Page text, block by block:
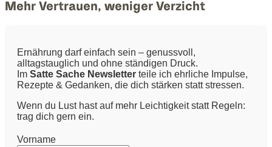
Mehr Vertrauen, weniger Verzicht
Ernährung darf einfach sein – genussvoll,
alltagstauglich und ohne ständigen Druck.
Im Satte Sache Newsletter teile ich ehrliche Impulse,
Rezepte & Gedanken, die dich stärken statt stressen.
Wenn du Lust hast auf mehr Leichtigkeit statt Regeln:
trag dich gern ein.
Vorname